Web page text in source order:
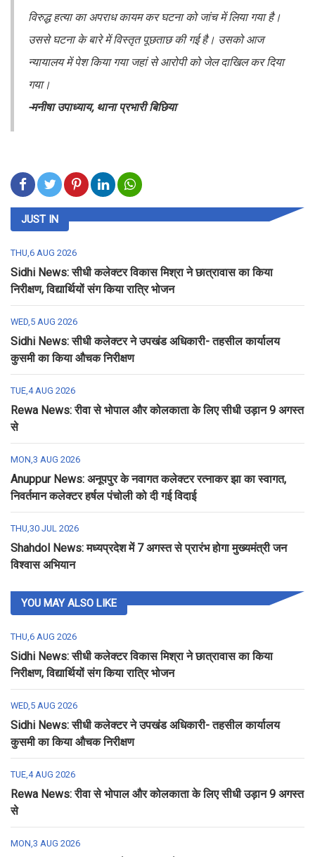
विरुद्ध हत्या का अपराध कायम कर घटना को जांच में लिया गया है।
उससे घटना के बारे में विस्तृत पूछताछ की गई है। उसको आज
न्यायालय में पेश किया गया जहां से आरोपी को जेल दाखिल कर दिया
गया।
-मनीषा उपाध्याय, थाना प्रभारी बिछिया
JUST IN
THU,6 AUG 2026
Sidhi News: सीधी कलेक्टर विकास मिश्रा ने छात्रावास का किया
निरीक्षण, विद्यार्थियों संग किया रात्रि भोजन
WED,5 AUG 2026
Sidhi News: सीधी कलेक्टर ने उपखंड अधिकारी- तहसील कार्यालय
कुसमी का किया औचक निरीक्षण
TUE,4 AUG 2026
Rewa News: रीवा से भोपाल और कोलकाता के लिए सीधी उड़ान 9 अगस्त
से
MON,3 AUG 2026
Anuppur News: अनूपपुर के नवागत कलेक्टर रत्नाकर झा का स्वागत,
निवर्तमान कलेक्टर हर्षल पंचोली को दी गई विदाई
THU,30 JUL 2026
Shahdol News: मध्यप्रदेश में 7 अगस्त से प्रारंभ होगा मुख्यमंत्री जन
विश्वास अभियान
YOU MAY ALSO LIKE
THU,6 AUG 2026
Sidhi News: सीधी कलेक्टर विकास मिश्रा ने छात्रावास का किया
निरीक्षण, विद्यार्थियों संग किया रात्रि भोजन
WED,5 AUG 2026
Sidhi News: सीधी कलेक्टर ने उपखंड अधिकारी- तहसील कार्यालय
कुसमी का किया औचक निरीक्षण
TUE,4 AUG 2026
Rewa News: रीवा से भोपाल और कोलकाता के लिए सीधी उड़ान 9 अगस्त
से
MON,3 AUG 2026